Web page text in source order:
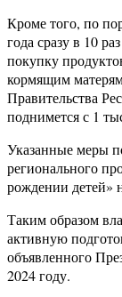
Кроме того, по
года сразу в 10
покупку
кормящим
Правительства
поднимется с 1
Указанные меры
регионального
рождении детей»
Таким образом
активную
объявленного
2024 году.